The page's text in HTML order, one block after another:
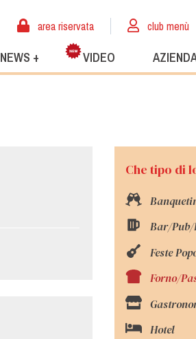
area riservata club menù
NEWS + VIDEO
Che tipo di
Bar/
Feste
Forno/
Hotel